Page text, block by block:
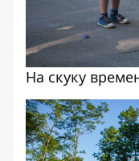
На скуку